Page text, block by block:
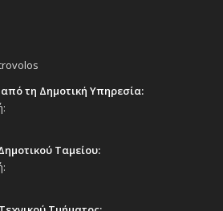
τη Δημοτική Υπηρεσία:
Ταμείου: